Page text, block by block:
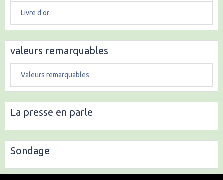
Livre d'or
valeurs remarquables
Valeurs remarquables
La presse en parle
Sondage